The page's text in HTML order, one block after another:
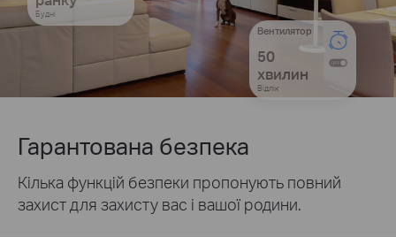
Будні
Вентилятор
50
хвилин
Відлік
Гарантована безпека
Кілька функцій безпеки пропонують повний
захист для захисту вас і вашої родини.